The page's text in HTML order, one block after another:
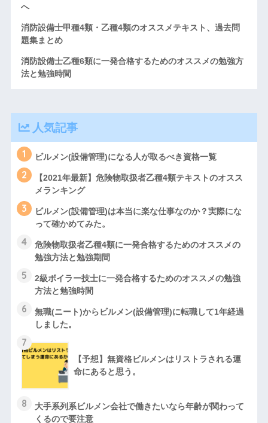
へ
消防設備士甲種4類・乙種4類のオススメテキスト、過去問
題集まとめ
消防設備士乙種6類に一発合格するためのオススメの勉強方
法と勉強時間
人気記事
1 ビルメン(設備管理)になる人が取るべき資格一覧
2
【2021年最新】危険物取扱者乙種4類テキストのオスス
メランキング
3
ビルメン(設備管理)は本当に楽な仕事なのか？実際にな
って確かめてみた。
4
危険物取扱者乙種4類に一発合格するためのオススメの
勉強方法と勉強期間
5
2級ボイラー技士に一発合格するためのオススメの勉強
方法と勉強時間
6
無職(ニート)からビルメン(設備管理)に転職して1年経過
しました。
7
【予想】無資格ビルメンはリストラされる運
命にあると思う。
8
大手系列系ビルメン会社で働きたいなら年齢が関わって
くるので要注意